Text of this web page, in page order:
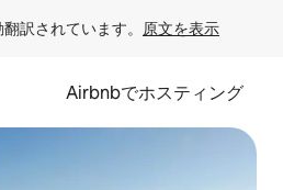
訳されています。 原文を表示
Airbnbでホスティング